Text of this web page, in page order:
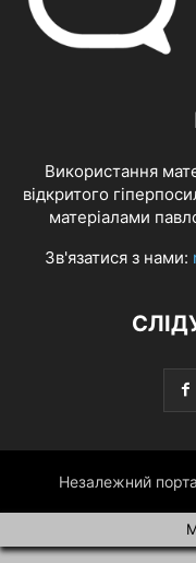
Використання
відкритого
матеріалами
Зв'язатися з нами:
Незалежний